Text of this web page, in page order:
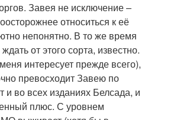
Завея не исключение –
относиться к её
непонятно. В то же время
от этого сорта, известно.
интересует прежде всего),
превосходит Завею по
и во всех изданиях Белсада, и
плюс. С уровнем